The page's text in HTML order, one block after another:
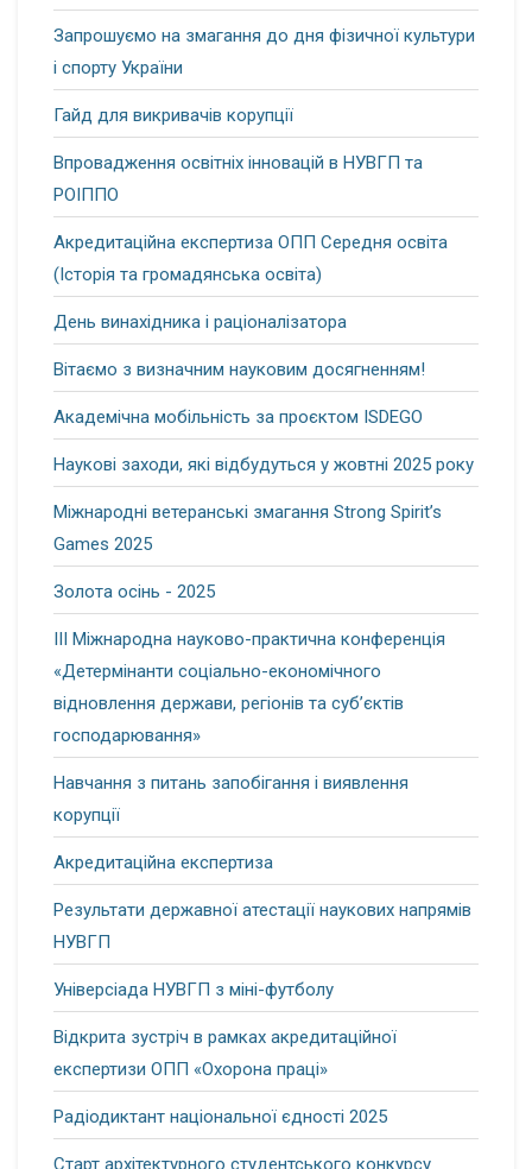
Запрошуємо на змагання до дня фізичної культури
і спорту України
Гайд для викривачів корупції
Впровадження освітніх інновацій в НУВГП та
РОІППО
Акредитаційна експертиза ОПП Середня освіта
(Історія та громадянська освіта)
День винахідника і раціоналізатора
Вітаємо з визначним науковим досягненням!
Академічна мобільність за проєктом ISDEGO
Наукові заходи, які відбудуться у жовтні 2025 року
Міжнародні ветеранські змагання Strong Spirit’s
Games 2025
Золота осінь - 2025
ІІІ Міжнародна науково-практична конференція
«Детермінанти соціально-економічного
відновлення держави, регіонів та суб’єктів
господарювання»
Навчання з питань запобігання і виявлення
корупції
Акредитаційна експертиза
Результати державної атестації наукових напрямів
НУВГП
Універсіада НУВГП з міні-футболу
Відкрита зустріч в рамках акредитаційної
експертизи ОПП «Охорона праці»
Радіодиктант національної єдності 2025
Старт архітектурного студентського конкурсу